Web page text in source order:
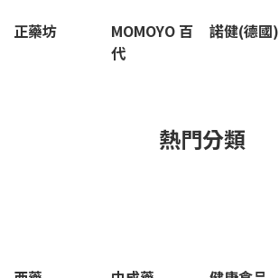
正藥坊
MOMOYO 百
代
諾健(德國)
熱門分類